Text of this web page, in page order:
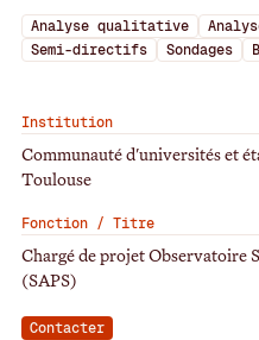
Analyse qualitative
Semi-directifs
Sondages
Institution
Communauté d'universités et
Toulouse
Fonction / Titre
Chargé de projet Observatoire
(SAPS)
Contacter